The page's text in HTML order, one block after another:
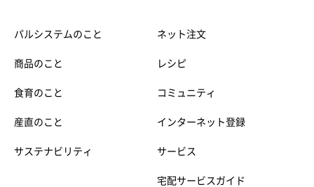
パルシステムのこと
商品のこと
食育のこと
産直のこと
サステナビリティ
ネット注文
レシピ
コミュニティ
インターネット登録
サービス
宅配サービスガイド